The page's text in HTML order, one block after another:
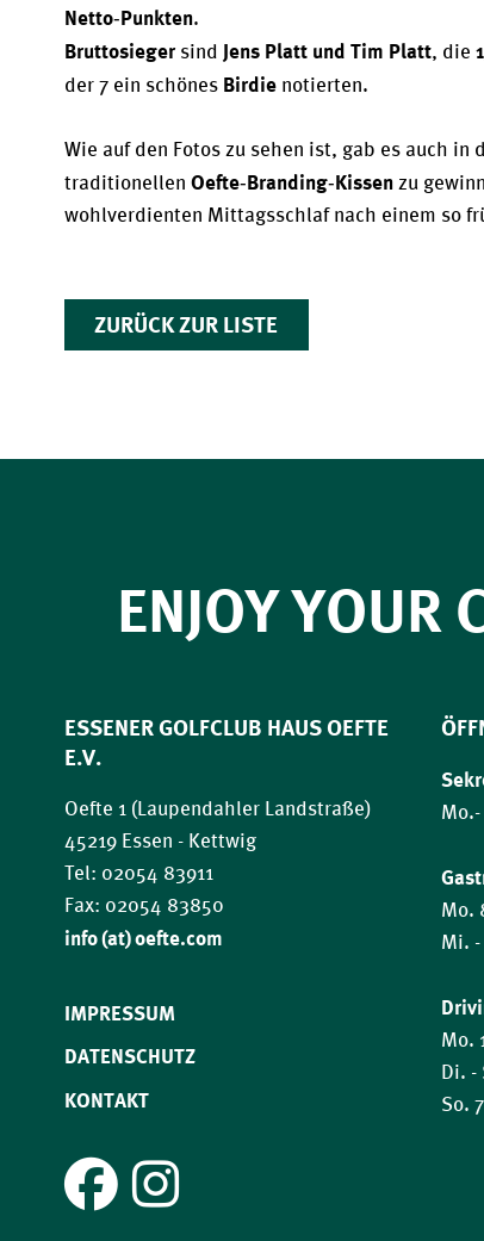
Netto‑Punkten.
Bruttosieger sind Jens Platt und Tim Platt, die
der 7 ein schönes Birdie notierten.
Wie auf den Fotos zu sehen ist, gab es auch in
traditionellen Oefte‑Branding‑Kissen zu
wohlverdienten Mittagsschlaf nach einem so
ZURÜCK ZUR LISTE
ENJOY YOUR
ESSENER GOLFCLUB HAUS OEFTE
E.V.
Oefte 1 (Laupendahler Landstraße)
45219 Essen - Kettwig
Tel: 02054 83911
Fax: 02054 83850
​​​​​​​info (at) oefte.com
IMPRESSUM
DATENSCHUTZ
KONTAKT
Mo.
Mi. -
Mo.
Di. -
So.